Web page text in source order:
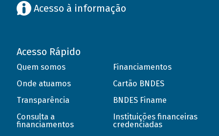
Acesso à informação
Acesso Rápido
Quem somos
Onde atuamos
Transparência
Consulta a
financiamentos
Financiamentos
Cartão BNDES
BNDES Finame
Instituições financeiras
credenciadas